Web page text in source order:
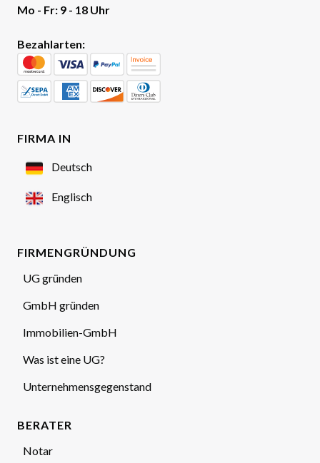
Mo - Fr: 9 - 18 Uhr
Bezahlarten:
FIRMA IN
Deutsch
Englisch
FIRMENGRÜNDUNG
UG gründen
GmbH gründen
Immobilien-GmbH
Was ist eine UG?
Unternehmensgegenstand
BERATER
Notar